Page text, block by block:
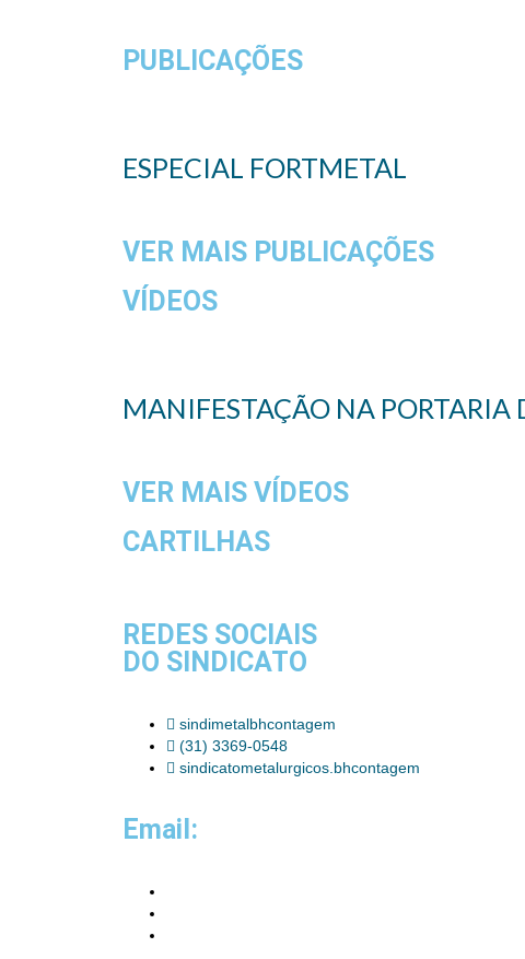
PUBLICAÇÕES
ESPECIAL FORTMETAL
VER MAIS PUBLICAÇÕES
VÍDEOS
MANIFESTAÇÃO NA PORTARIA
VER MAIS VÍDEOS
CARTILHAS
REDES SOCIAIS
DO SINDICATO
sindimetalbhcontagem
(31) 3369-0548
sindicatometalurgicos.bhcontagem
Email: